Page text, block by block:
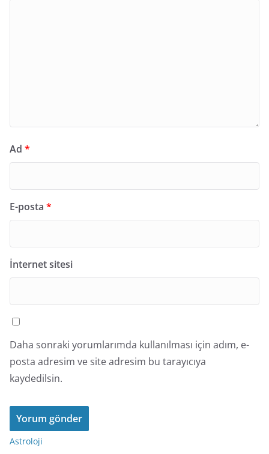
Ad *
E-posta *
İnternet sitesi
Daha sonraki yorumlarımda kullanılması için adım, e-
posta adresim ve site adresim bu tarayıcıya
kaydedilsin.
Astroloji